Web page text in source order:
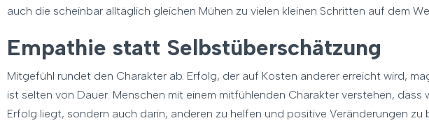
auch die scheinbar alltäglich gleichen Mühen zu vielen kleinen Schritten auf dem
Empathie statt Selbstüberschätzung
Mitgefühl rundet den Charakter ab. Erfolg, der auf Kosten anderer erreicht wird,
ist selten von Dauer. Menschen mit einem mitfühlenden Charakter verstehen, dass
Erfolg liegt, sondern auch darin, anderen zu helfen und positive Veränderungen zu